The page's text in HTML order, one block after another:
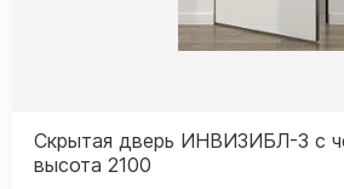
Скрытая дверь ИНВИЗИБЛ-3 с
высота 2100